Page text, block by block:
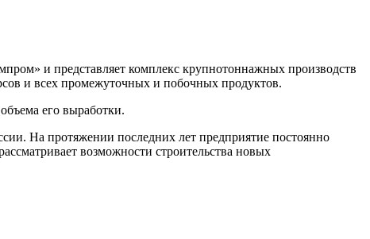
и представляет комплекс крупнотоннажных производств
и всех промежуточных и побочных продуктов.
его выработки.
На протяжении последних лет предприятие постоянно
возможности строительства новых